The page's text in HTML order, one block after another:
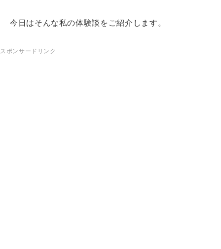
今日はそんな私の体験談をご紹介します。